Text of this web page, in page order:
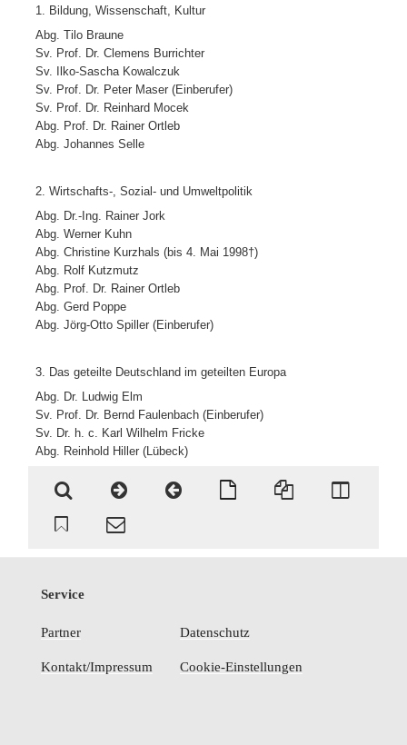
1. Bildung, Wissenschaft, Kultur
Abg. Tilo Braune
Sv. Prof. Dr. Clemens Burrichter
Sv. Ilko-Sascha Kowalczuk
Sv. Prof. Dr. Peter Maser (Einberufer)
Sv. Prof. Dr. Reinhard Mocek
Abg. Prof. Dr. Rainer Ortleb
Abg. Johannes Selle
2. Wirtschafts-, Sozial- und Umweltpolitik
Abg. Dr.-Ing. Rainer Jork
Abg. Werner Kuhn
Abg. Christine Kurzhals (bis 4. Mai 1998†)
Abg. Rolf Kutzmutz
Abg. Prof. Dr. Rainer Ortleb
Abg. Gerd Poppe
Abg. Jörg-Otto Spiller (Einberufer)
3. Das geteilte Deutschland im geteilten Europa
Abg. Dr. Ludwig Elm
Sv. Prof. Dr. Bernd Faulenbach (Einberufer)
Sv. Dr. h. c. Karl Wilhelm Fricke
Abg. Reinhold Hiller (Lübeck)
Service
Partner
Kontakt/Impressum
Datenschutz
Cookie-Einstellungen